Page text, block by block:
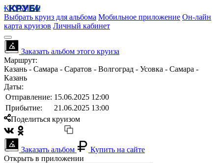
КРУБИСС
Выбрать круиз для альбома Мобильное приложение Он-лайн
карта круизов Личный кабинет
Заказать альбом этого круиза
Маршрут:
Казань - Самара - Саратов - Волгоград - Усовка - Самара -
Казань
Даты:
Отправление: 15.06.2025 12:00
Прибытие:
21.06.2025 13:00
Поделиться круизом
Заказать альбом
Купить на сайте
Открыть в приложении